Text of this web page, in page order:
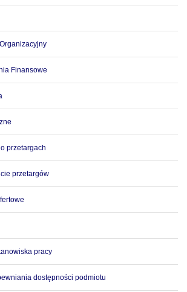
Finansowe
przetargach
przetargów
pracy
dostępności podmiotu